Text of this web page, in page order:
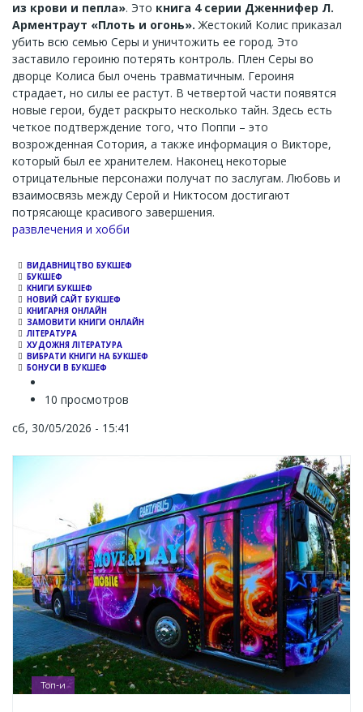
из крови и пепла». Это книга 4 серии Дженнифер Л.
Арментраут «Плоть и огонь». Жестокий Колис приказал
убить всю семью Серы и уничтожить ее город. Это
заставило героиню потерять контроль. Плен Серы во
дворце Колиса был очень травматичным. Героиня
страдает, но силы ее растут. В четвертой части появятся
новые герои, будет раскрыто несколько тайн. Здесь есть
четкое подтверждение того, что Поппи – это
возрожденная Сотория, а также информация о Викторе,
который был ее хранителем. Наконец некоторые
отрицательные персонажи получат по заслугам. Любовь и
взаимосвязь между Серой и Никтосом достигают
потрясающе красивого завершения.
Channel
развлечения и хобби
ВИДАВНИЦТВО БУКШЕФ
БУКШЕФ
КНИГИ БУКШЕФ
НОВИЙ САЙТ БУКШЕФ
КНИГАРНЯ ОНЛАЙН
ЗАМОВИТИ КНИГИ ОНЛАЙН
ЛІТЕРАТУРА
ХУДОЖНЯ ЛІТЕРАТУРА
ВИБРАТИ КНИГИ НА БУКШЕФ
БОНУСИ В БУКШЕФ
10 просмотров
сб, 30/05/2026 - 15:41
Топ-и